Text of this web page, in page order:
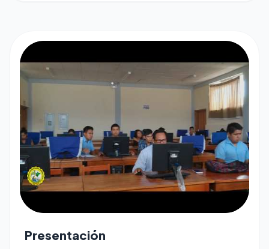
play_arrow
Presentación